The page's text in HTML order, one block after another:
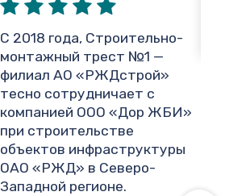
С 2018 года, Строительно-
монтажный трест №1 —
филиал АО «РЖДстрой»
тесно сотрудничает с
компанией ООО «Дор ЖБИ»
при строительстве
объектов инфраструктуры
ОАО «РЖД» в Северо-
Западной регионе.